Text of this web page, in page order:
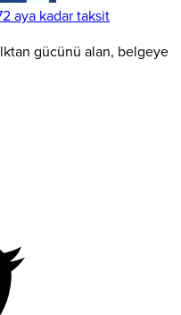
aya kadar taksit
gücünü alan, belgeye